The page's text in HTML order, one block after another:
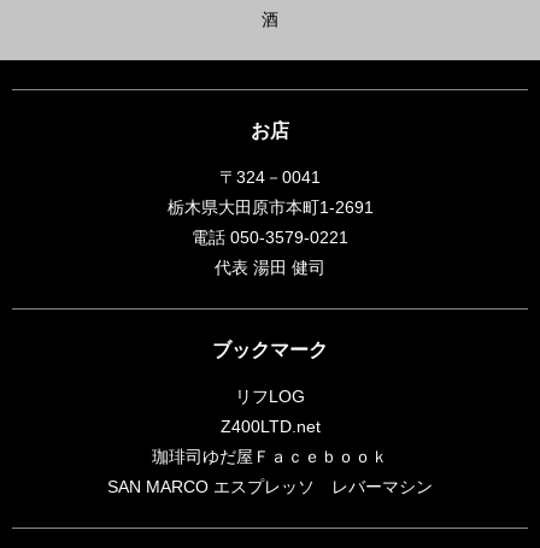
酒
お店
〒324－0041
栃木県大田原市本町1-2691
電話 050-3579-0221
代表 湯田 健司
ブックマーク
リフLOG
Z400LTD.net
珈琲司ゆだ屋Ｆａｃｅｂｏｏｋ
SAN MARCO エスプレッソ レバーマシン